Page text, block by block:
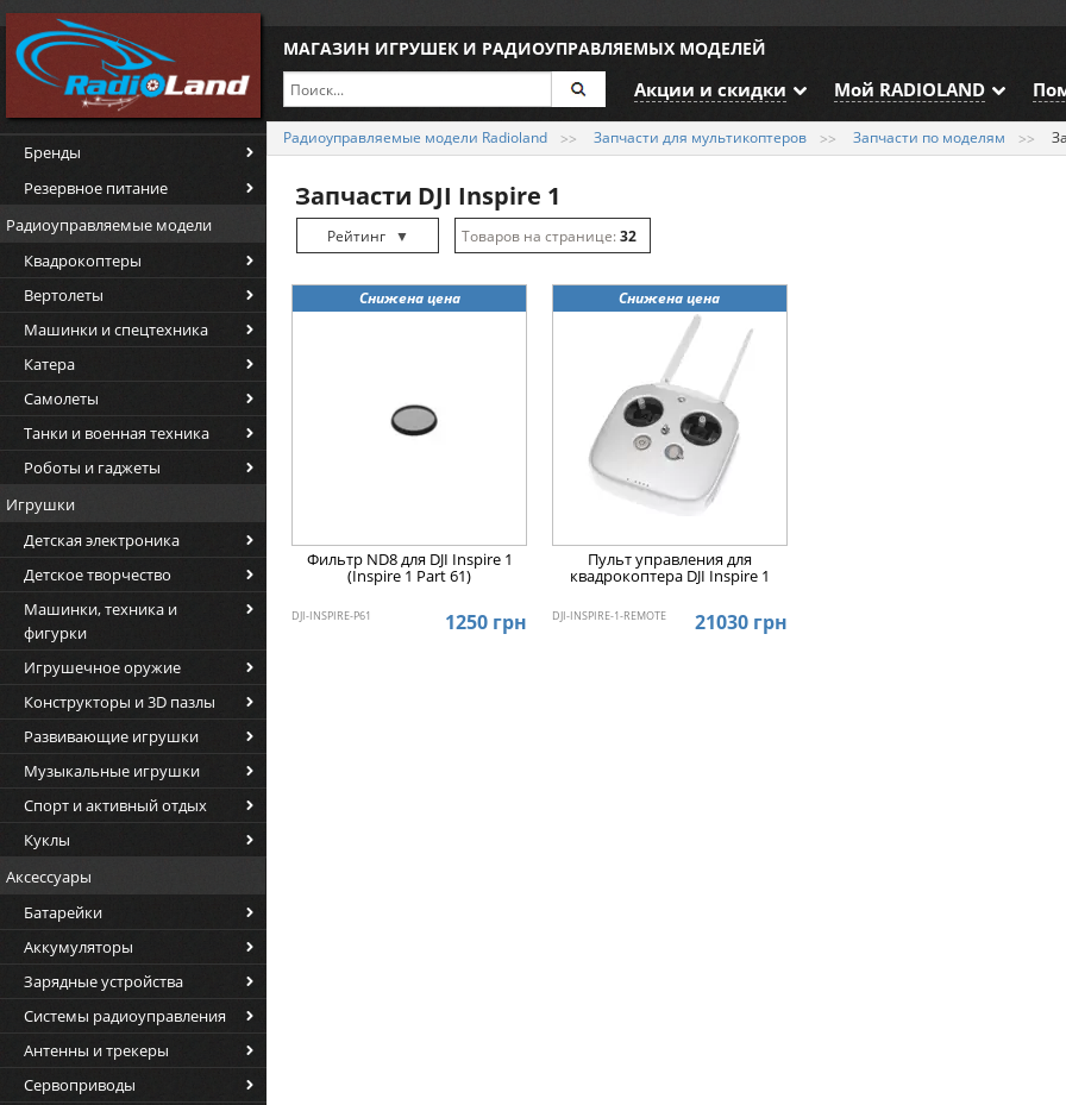
МАГАЗИН ИГРУШЕК И РАДИОУПРАВЛЯЕМЫХ МОДЕЛЕЙ
Акции и скидки Мой RADIOLAND
Бренды
Резервное питание
Радиоуправляемые модели
Квадрокоптеры
Вертолеты
Машинки и спецтехника
Катера
Самолеты
Танки и военная техника
Роботы и гаджеты
Игрушки
Детская электроника
Детское творчество
Машинки, техника и
фигурки
Игрушечное оружие
Конструкторы и 3D пазлы
Развивающие игрушки
Музыкальные игрушки
Спорт и активный отдых
Куклы
Аксессуары
Батарейки
Аккумуляторы
Зарядные устройства
Системы радиоуправления
Антенны и трекеры
Сервоприводы
Радиоуправляемые модели Radioland Запчасти для мультикоптеров Запчасти по моделям
Запчасти DJI Inspire 1
Рейтинг
▼
Дата ▲
▼
32
128
Снижена цена
Фильтр ND8 для DJI Inspire 1
(Inspire 1 Part 61)
DJI-INSPIRE-P61 1250 грн
Снижена цена
Пульт управления для
квадрокоптера DJI Inspire 1
DJI-INSPIRE-1-REMOTE 21030 грн